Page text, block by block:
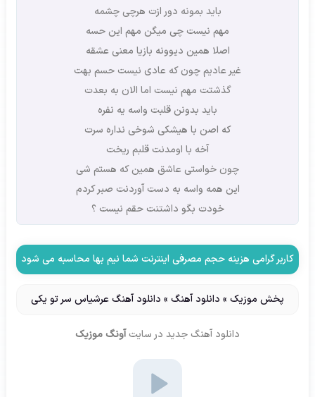
باید بمونه دور ازت هرچی چشمه
مهم نیست چی میگن مهم این حسه
اصلا همین دیوونه بازیا معنی عشقه
غیر عادیم چون که عادی نیست حسم بهت
گذشتت مهم نیست اما الان به بعدت
باید بدونن قلبت واسه یه نفره
که اصن با هیشکی شوخی نداره سرت
آخه با اومدنت قلبم ریخت
چون خواستی عاشق همین که هستم شی
این همه واسه به دست آوردنت صبر کردم
خودت بگو داشتنت حقم نیست ؟
کاربر گرامی هزینه حجم مصرفی اینترنت شما نیم بها محاسبه می شود
پخش موزیک» دانلود آهنگ» دانلود آهنگ عرشیاس سر تو یکی
دانلود آهنگ جدید در سایت آونگ موزیک